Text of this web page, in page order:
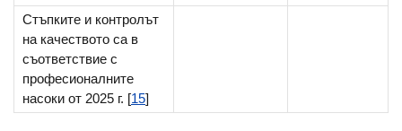
Стъпките и контролът
на качеството са в
съответствие с
професионалните
насоки от 2025 г. [15]